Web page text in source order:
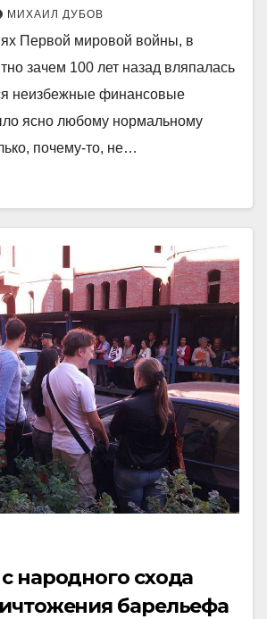
МИХАИЛ ДУБОВ
Первой мировой войны, в
зачем 100 лет назад вляпалась
неизбежные финансовые
ясно любому нормальному
почему-то, не…
народного схода
барельефа